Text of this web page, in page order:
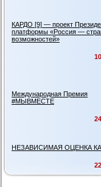
КАРДО [9] — проект
платформы «Россия —
возможностей»
Международная Премия
#МЫВМЕСТЕ
НЕЗАВИСИМАЯ ОЦЕНКА